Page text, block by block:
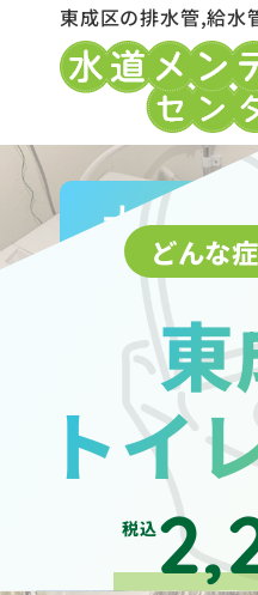
東成区の排水管,給水
大阪市
どんな
東
トイ
税込